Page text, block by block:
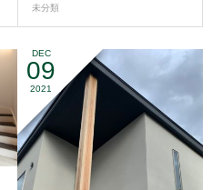
未分類
DEC
09
2021